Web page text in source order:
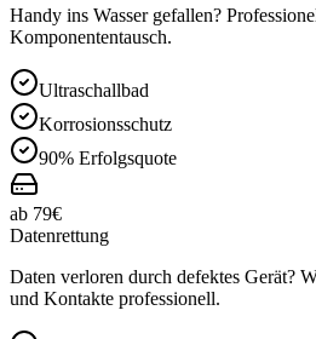
Handy ins Wasser gefallen?
Komponententausch.
Ultraschallbad
Korrosionsschutz
90% Erfolgsquote
ab 79€
Datenrettung
Daten verloren durch defektes Gerät?
und Kontakte professionell.